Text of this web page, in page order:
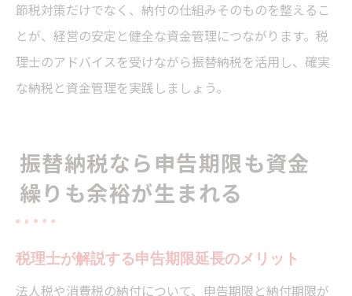
節税対策だけでなく、納付の仕組みそのものを整えるこ
とが、経営の安定と健全な資金管理につながります。税
理士のアドバイスを受けながら振替納税を活用し、確実
な納税と資金管理を実践しましょう。
振替納税なら申告期限も資金
繰りも余裕が生まれる
税理士が解説する申告期限延長のメリット
法人税や消費税の納付について、申告期限と納付期限が